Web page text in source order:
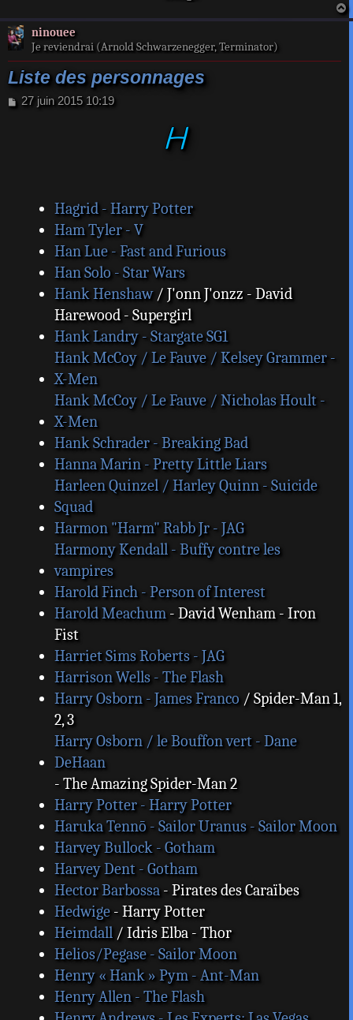
a
ninouee
Je reviendrai (Arnold Schwarzenegger, Terminator)
Liste des personnages
M
27 juin 2015 10:19
H
Hagrid - Harry Potter
Ham Tyler - V
Han Lue - Fast and Furious
Han Solo - Star Wars
Hank Henshaw/ J'onn J'onzz - David
Harewood - Supergirl
Hank Landry - Stargate SG1
Hank McCoy / Le Fauve / Kelsey Grammer -
X-Men
Hank McCoy / Le Fauve / Nicholas Hoult -
X-Men
Hank Schrader - Breaking Bad
Hanna Marin - Pretty Little Liars
Harleen Quinzel / Harley Quinn - Suicide
Squad
Harmon "Harm" Rabb Jr - JAG
Harmony Kendall - Buffy contre les
vampires
Harold Finch - Person of Interest
Harold Meachum- David Wenham - Iron
Fist
Harriet Sims Roberts - JAG
Harrison Wells - The Flash
Harry Osborn - James Franco/ Spider-Man 1,
2, 3
Harry Osborn / le Bouffon vert - Dane
DeHaan
- The Amazing Spider-Man 2
Harry Potter - Harry Potter
Haruka Tennō - Sailor Uranus - Sailor Moon
Harvey Bullock - Gotham
Harvey Dent - Gotham
Hector Barbossa- Pirates des Caraïbes
Hedwige- Harry Potter
Heimdall/ Idris Elba - Thor
Helios/Pegase - Sailor Moon
Henry « Hank » Pym - Ant-Man
Henry Allen - The Flash